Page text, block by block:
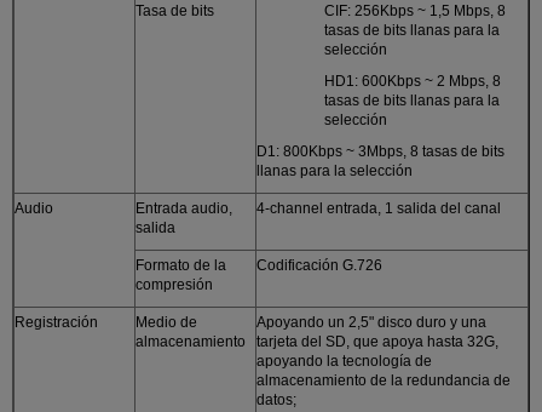
Tasa de bits
CIF: 256Kbps ~ 1,5 Mbps, 8
tasas de bits llanas para la
selección
HD1: 600Kbps ~ 2 Mbps, 8
tasas de bits llanas para la
selección
D1: 800Kbps ~ 3Mbps, 8 tasas de bits
llanas para la selección
Audio
Entrada audio,
salida
4-channel entrada, 1 salida del canal
Formato de la
compresión
Codificación G.726
Registración
Medio de
almacenamiento
Apoyando un 2,5" disco duro y una
tarjeta del SD, que apoya hasta 32G,
apoyando la tecnología de
almacenamiento de la redundancia de
datos;